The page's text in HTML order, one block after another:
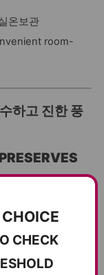
온보관
room-
하고 진한 풍
CHECK